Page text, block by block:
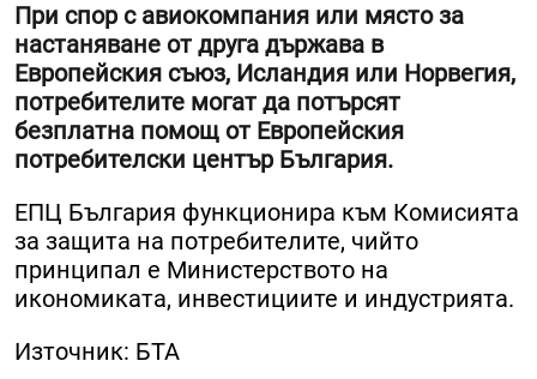
При спор с авиокомпания или място за
настаняване от друга държава в
Европейския съюз, Исландия или Норвегия,
потребителите могат да потърсят
безплатна помощ от Европейския
потребителски център България.
ЕПЦ България функционира към Комисията
за защита на потребителите, чийто
принципал е Министерството на
икономиката, инвестициите и индустрията.
Източник: БТА